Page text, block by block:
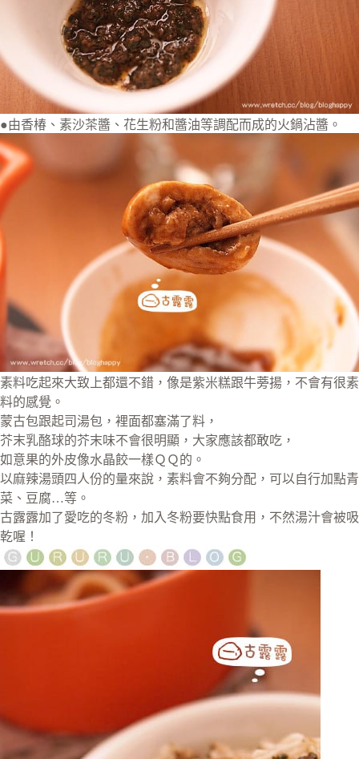
●由香椿、素沙茶醬、花生粉和醬油等調配而成的火鍋沾醬。
素料吃起來大致上都還不錯，像是紫米糕跟牛蒡揚，不會有很素
料的感覺。
蒙古包跟起司湯包，裡面都塞滿了料，
芥末乳酪球的芥末味不會很明顯，大家應該都敢吃，
如意果的外皮像水晶餃一樣ＱＱ的。
以麻辣湯頭四人份的量來說，素料會不夠分配，可以自行加點青
菜、豆腐…等。
古露露加了愛吃的冬粉，加入冬粉要快點食用，不然湯汁會被吸
乾喔！